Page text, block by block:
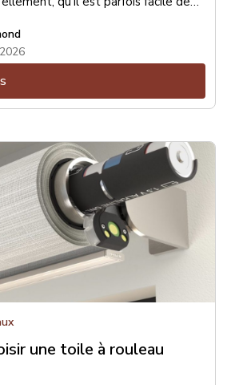
mieux un téléviseur ou un
de haut-parleurs (encastrés
une barre de son ? Petit, moyen ou
de sous-grave ? Toutes ces
et peuvent être résolues
une toile à rouleau